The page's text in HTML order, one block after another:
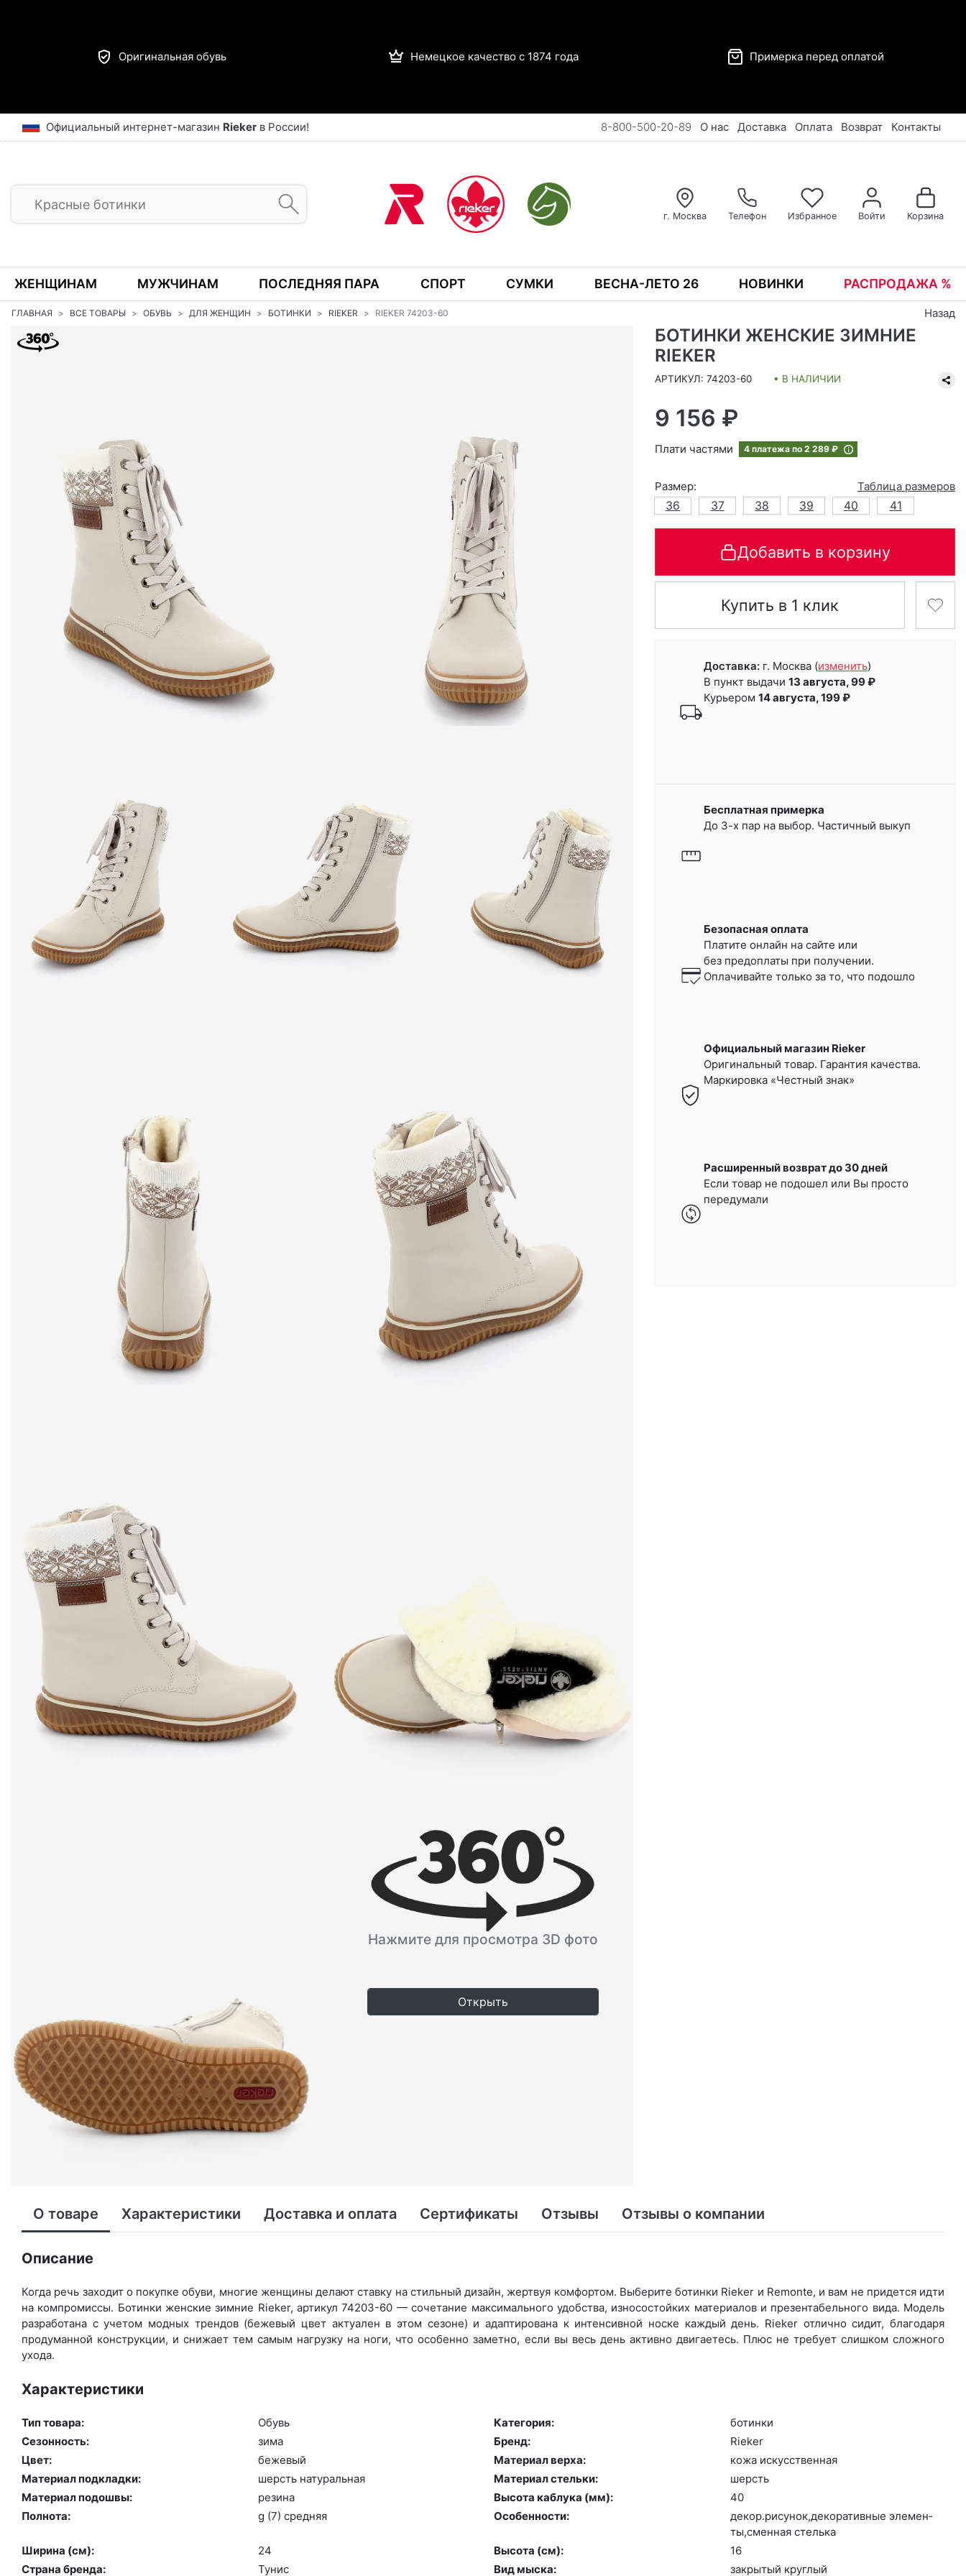
Оригинальная обувь Немецкое качество с 1874 года Примерка перед оплатой
Официальный интернет-магазин Rieker в России! 8-800-500-20-89 О нас Доставка Оплата Возврат Контакты
г. Москва Телефон Избранное Войти Корзина
ЖЕНЩИНАМ МУЖЧИНАМ ПОСЛЕДНЯЯ ПАРА СПОРТ СУМКИ ВЕСНА-ЛЕТО 26 НОВИНКИ РАСПРОДАЖА %
ГЛАВНАЯ ВСЕ ТОВАРЫ ОБУВЬ ДЛЯ ЖЕНЩИН БОТИНКИ RIEKER RIEKER 74203-60 Назад
Нажмите для просмотра 3D фото
Открыть
БОТИНКИ ЖЕНСКИЕ ЗИМНИЕ
RIEKER
АРТИКУЛ: 74203-60 • В НАЛИЧИИ
9 156 ₽
Плати частями 4 платежа по 2 289 ₽
Размер:
Таблица размеров
36
37 38 39 40 41
Добавить в корзину
Купить в 1 клик
Доставка: г. Москва (изменить)
В пункт выдачи 13 августа, 99 ₽
Курьером 14 августа, 199 ₽
Бесплатная примерка
До 3-х пар на выбор. Частичный выкуп
Безопасная оплата
Платите онлайн на сайте или
без предоплаты при получении.
Оплачивайте только за то, что подошло
Официальный магазин Rieker
Оригинальный товар. Гарантия качества.
Маркировка «Честный знак»
Расширенный возврат до 30 дней
Если товар не подошел или Вы просто
передумали
О товаре Характеристики Доставка и оплата Сертификаты Отзывы Отзывы о компании
Описание
Когда речь заходит о покупке обуви, многие женщины делают ставку на стильный дизайн, жертвуя комфортом. Выберите бо­тин­ки Rieker и Remonte, и вам не придется идти
на компромиссы. Ботинки женские зимние Rieker, артикул 74203-60 — сочетание максимального удобства, износостойких материалов и презентабельного вида. Модель
разработана с учетом модных трендов (бе­жевый цвет актуален в этом сезоне) и адаптирована к интенсивной носке каждый день. Ri­eker отлично сидит, благодаря
продуманной конструкции, и снижает тем самым нагрузку на ноги, что особенно заметно, если вы весь день активно двигаетесь. Плюс не требует слишком сложного
ухода.
Характеристики
Тип товара: Обувь Категория:
бо­тин­ки
Сезонность:
зи­ма Бренд:
Ri­eker
Цвет:
бе­жевый Материал верха:
ко­жа ис­кусс­твен­ная
Материал подкладки:
шерсть на­тураль­ная Материал стельки:
шерсть
Материал подошвы:
ре­зина Высота каблука (мм):
40
Полнота:
g (7) сред­няя Особенности:
де­кор.ри­сунок,де­кора­тив­ные эле­мен­
ты,смен­ная стель­ка
Ширина (см):
24 Высота (cм):
16
Страна бренда:
Ту­нис Вид мыска: зак­ры­тый круг­лый